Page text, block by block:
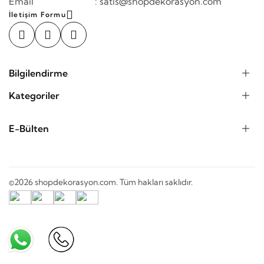
İletişim Formu
Bilgilendirme
Kategoriler
E-Bülten
©2026 shopdekorasyon.com. Tüm hakları saklıdır.